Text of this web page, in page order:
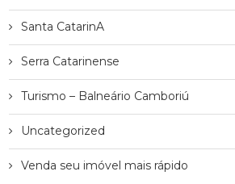
Santa CatarinA
Serra Catarinense
Turismo – Balneário Camboriú
Uncategorized
Venda seu imóvel mais rápido